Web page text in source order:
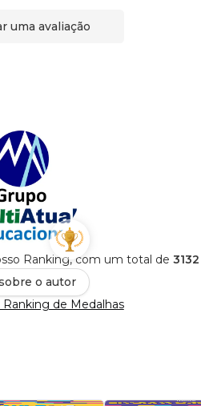
uma avaliação
Ranking, com um total de
o autor
de Medalhas